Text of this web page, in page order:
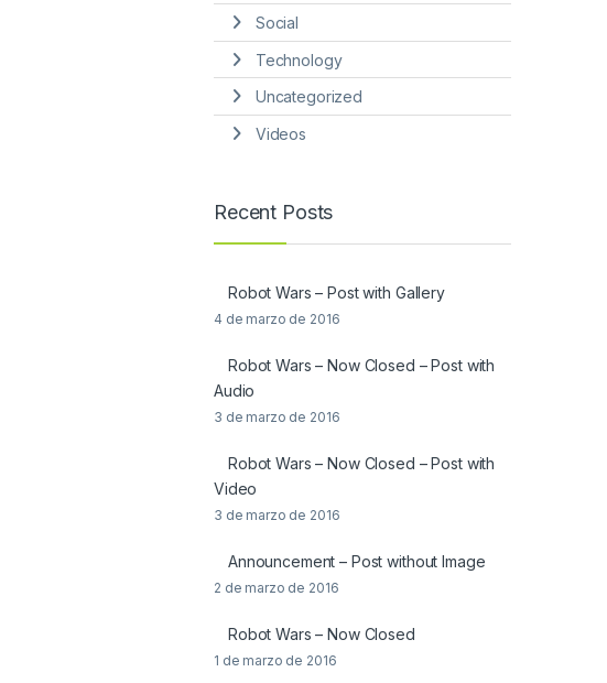
Social
Technology
Uncategorized
Videos
Recent Posts
Robot Wars – Post with Gallery
4 de marzo de 2016
Robot Wars – Now Closed – Post with
Audio
3 de marzo de 2016
Robot Wars – Now Closed – Post with
Video
3 de marzo de 2016
Announcement – Post without Image
2 de marzo de 2016
Robot Wars – Now Closed
1 de marzo de 2016